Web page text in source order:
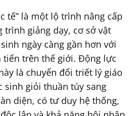
tế” là một lộ trình nâng cấp
giảng dạy, cơ sở vật
ngày càng gần hơn với
tiến trên thế giới. Động lực
là chuyển đổi triết lý giáo
sinh giỏi thuần túy sang
diện, có tư duy hệ thống,